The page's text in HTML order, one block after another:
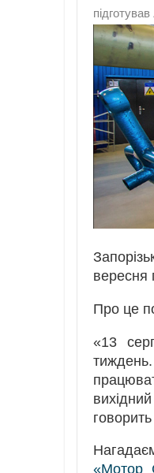
підготував
вересня
Про це
«13
«Мотор